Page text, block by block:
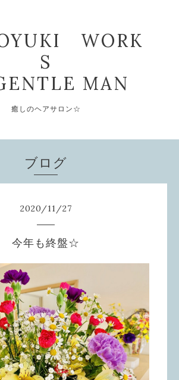
WORK
S
MAN
癒しのヘアサロン☆
ブログ
2020/11/27
今年も終盤☆